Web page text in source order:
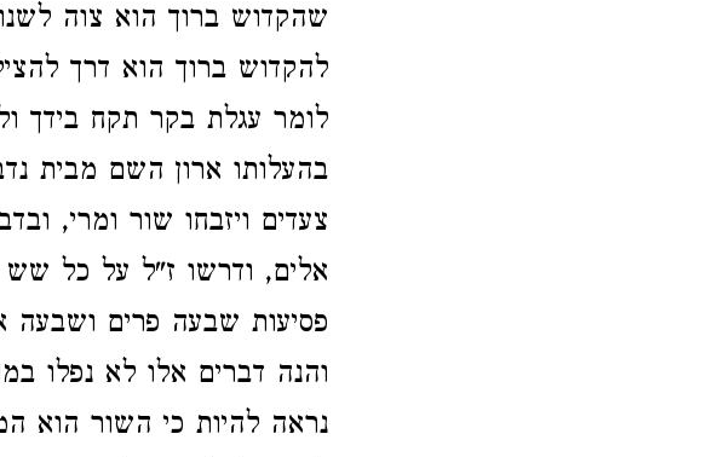
שהקדוש ברוך הוא צוה
להקדוש ברוך הוא דרך
לומר עגלת בקר תקח בידך
בהעלותו ארון השם מבית
צעדים ויזבחו שור ומרי,
אלים, ודרשו ז"ל על כל
פסיעות שבעה פרים ושבעה
והנה דברים אלו לא נפלו
נראה להיות כי השור הוא